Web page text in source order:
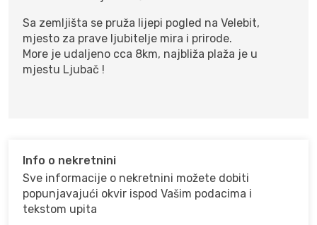
Sa zemljišta se pruža lijepi pogled na Velebit,
mjesto za prave ljubitelje mira i prirode.
More je udaljeno cca 8km, najbliža plaža je u
mjestu Ljubač !
Info o nekretnini
Sve informacije o nekretnini možete dobiti
popunjavajući okvir ispod Vašim podacima i
tekstom upita